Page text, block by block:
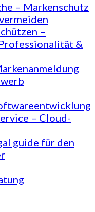
– Markenschutz
–
&
– Cloud-
guide für den